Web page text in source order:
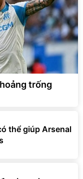
trống
thể giúp Arsenal